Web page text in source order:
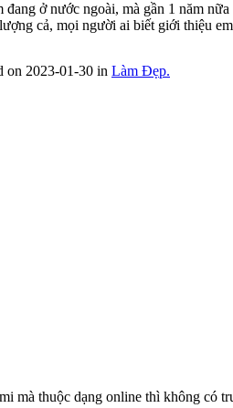
ở nước ngoài, mà gần 1 năm
cả, mọi người ai biết giới thiệu
on 2023-01-30 in Làm Đẹp.
mà thuộc dạng online thì không có